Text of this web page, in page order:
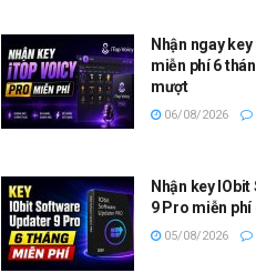
Nhận ngay
miễn phí 6
mượt
06/08/2026
Nhận key
9 Pro miễn phí
05/08/2026